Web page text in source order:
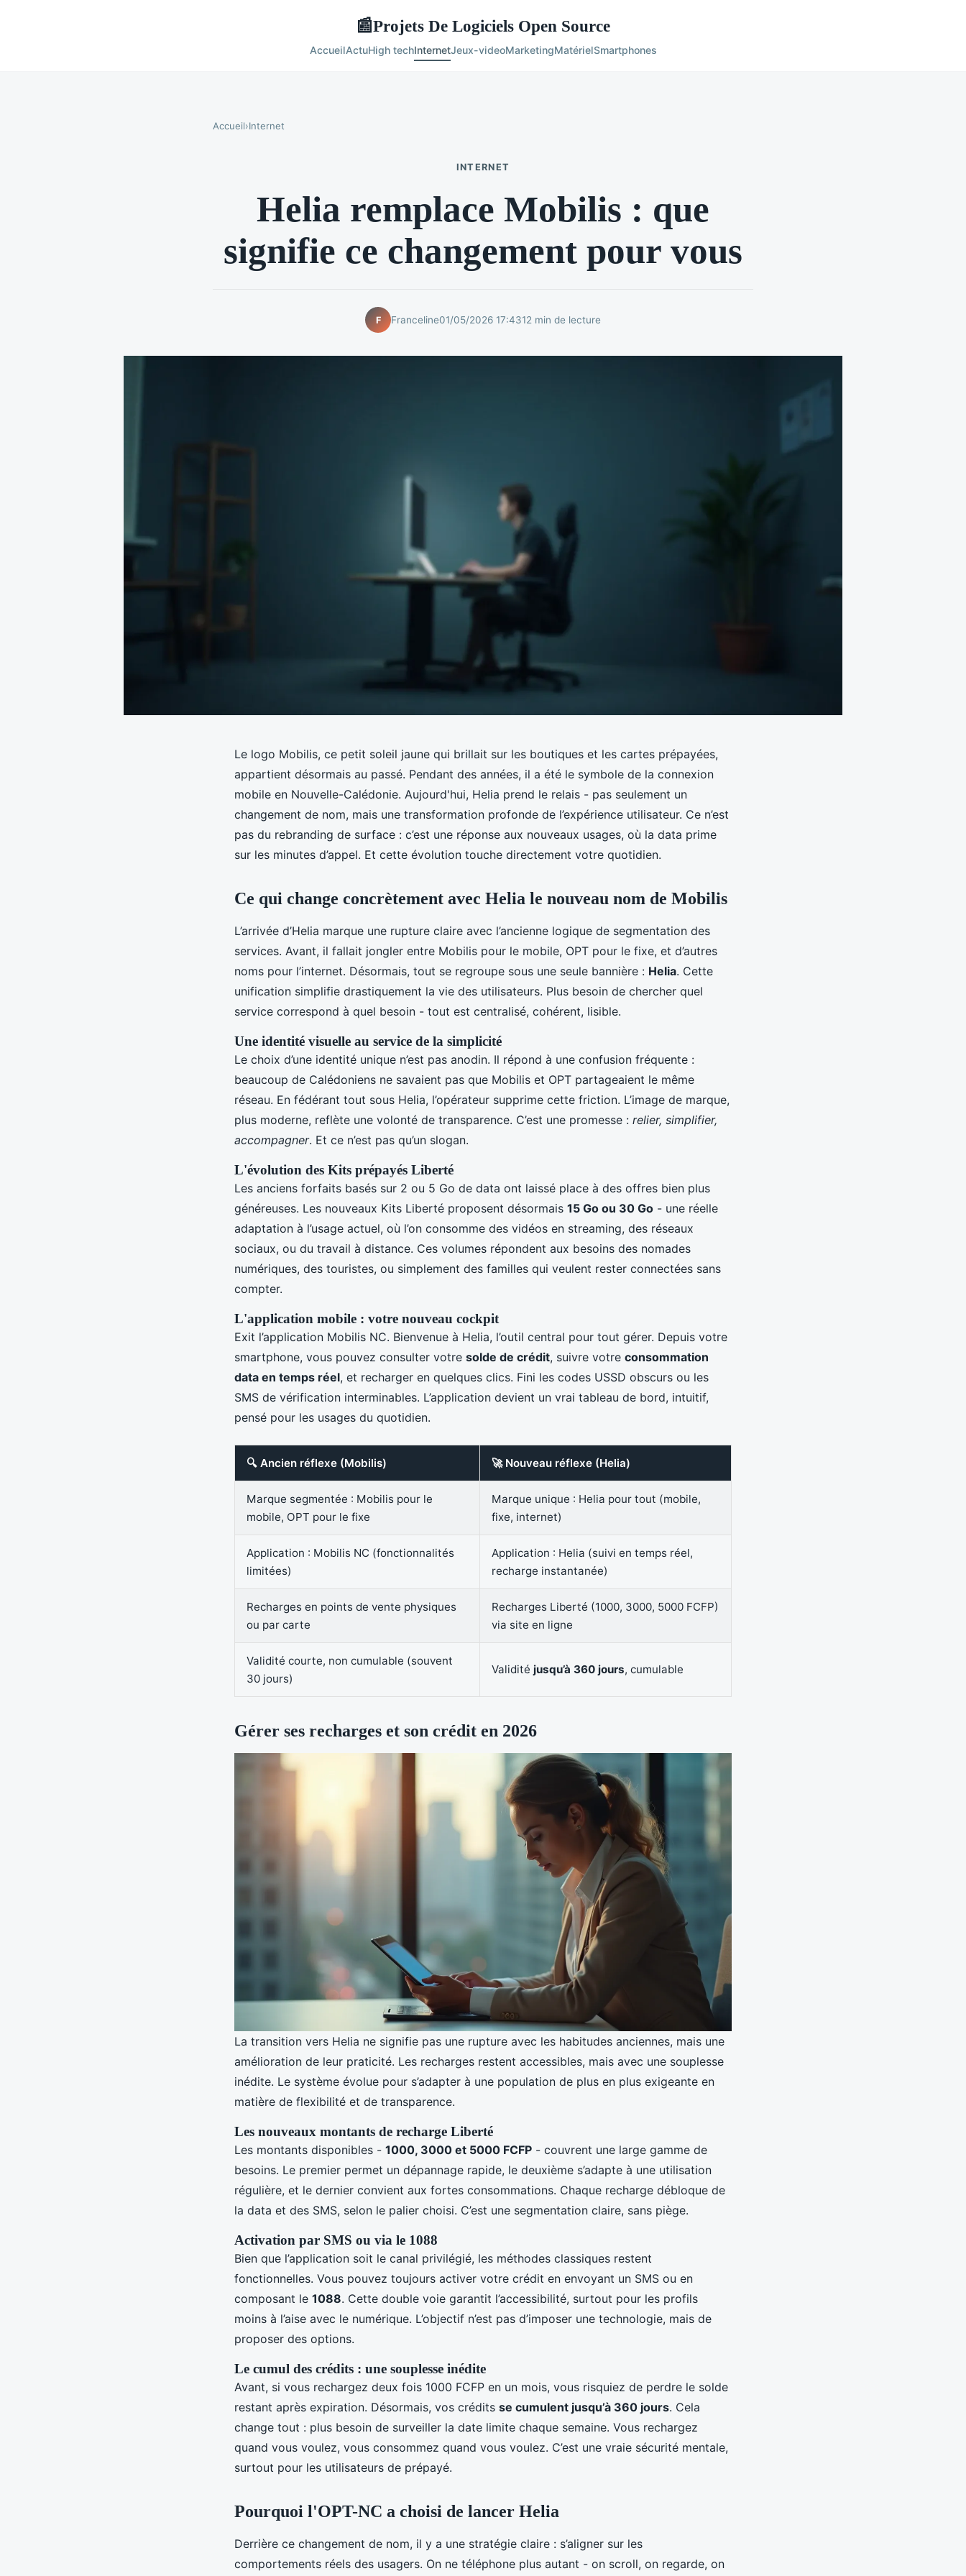
📰Projets De Logiciels Open Source
AccueilActuHigh techInternetJeux-videoMarketingMatérielSmartphones
Accueil›Internet
INTERNET
Helia remplace Mobilis : que
signifie ce changement pour vous
F Franceline01/05/2026 17:4312 min de lecture
Le logo Mobilis, ce petit soleil jaune qui brillait sur les boutiques et les cartes prépayées,
appartient désormais au passé. Pendant des années, il a été le symbole de la connexion
mobile en Nouvelle-Calédonie. Aujourd'hui, Helia prend le relais - pas seulement un
changement de nom, mais une transformation profonde de l’expérience utilisateur. Ce n’est
pas du rebranding de surface : c’est une réponse aux nouveaux usages, où la data prime
sur les minutes d’appel. Et cette évolution touche directement votre quotidien.
Ce qui change concrètement avec Helia le nouveau nom de Mobilis
L’arrivée d’Helia marque une rupture claire avec l’ancienne logique de segmentation des
services. Avant, il fallait jongler entre Mobilis pour le mobile, OPT pour le fixe, et d’autres
noms pour l’internet. Désormais, tout se regroupe sous une seule bannière : Helia. Cette
unification simplifie drastiquement la vie des utilisateurs. Plus besoin de chercher quel
service correspond à quel besoin - tout est centralisé, cohérent, lisible.
Une identité visuelle au service de la simplicité
Le choix d’une identité unique n’est pas anodin. Il répond à une confusion fréquente :
beaucoup de Calédoniens ne savaient pas que Mobilis et OPT partageaient le même
réseau. En fédérant tout sous Helia, l’opérateur supprime cette friction. L’image de marque,
plus moderne, reflète une volonté de transparence. C’est une promesse : relier, simplifier,
accompagner. Et ce n’est pas qu’un slogan.
L'évolution des Kits prépayés Liberté
Les anciens forfaits basés sur 2 ou 5 Go de data ont laissé place à des offres bien plus
généreuses. Les nouveaux Kits Liberté proposent désormais 15 Go ou 30 Go - une réelle
adaptation à l’usage actuel, où l’on consomme des vidéos en streaming, des réseaux
sociaux, ou du travail à distance. Ces volumes répondent aux besoins des nomades
numériques, des touristes, ou simplement des familles qui veulent rester connectées sans
compter.
L'application mobile : votre nouveau cockpit
Exit l’application Mobilis NC. Bienvenue à Helia, l’outil central pour tout gérer. Depuis votre
smartphone, vous pouvez consulter votre solde de crédit, suivre votre consommation
data en temps réel, et recharger en quelques clics. Fini les codes USSD obscurs ou les
SMS de vérification interminables. L’application devient un vrai tableau de bord, intuitif,
pensé pour les usages du quotidien.
🔍 Ancien réflexe (Mobilis) 🚀 Nouveau réflexe (Helia)
Marque segmentée : Mobilis pour le
mobile, OPT pour le fixe
Marque unique : Helia pour tout (mobile,
fixe, internet)
Application : Mobilis NC (fonctionnalités
limitées)
Application : Helia (suivi en temps réel,
recharge instantanée)
Recharges en points de vente physiques
ou par carte
Recharges Liberté (1000, 3000, 5000 FCFP)
via site en ligne
Validité courte, non cumulable (souvent
30 jours)
Validité jusqu’à 360 jours, cumulable
Gérer ses recharges et son crédit en 2026
La transition vers Helia ne signifie pas une rupture avec les habitudes anciennes, mais une
amélioration de leur praticité. Les recharges restent accessibles, mais avec une souplesse
inédite. Le système évolue pour s’adapter à une population de plus en plus exigeante en
matière de flexibilité et de transparence.
Les nouveaux montants de recharge Liberté
Les montants disponibles - 1000, 3000 et 5000 FCFP - couvrent une large gamme de
besoins. Le premier permet un dépannage rapide, le deuxième s’adapte à une utilisation
régulière, et le dernier convient aux fortes consommations. Chaque recharge débloque de
la data et des SMS, selon le palier choisi. C’est une segmentation claire, sans piège.
Activation par SMS ou via le 1088
Bien que l’application soit le canal privilégié, les méthodes classiques restent
fonctionnelles. Vous pouvez toujours activer votre crédit en envoyant un SMS ou en
composant le 1088. Cette double voie garantit l’accessibilité, surtout pour les profils
moins à l’aise avec le numérique. L’objectif n’est pas d’imposer une technologie, mais de
proposer des options.
Le cumul des crédits : une souplesse inédite
Avant, si vous rechargez deux fois 1000 FCFP en un mois, vous risquiez de perdre le solde
restant après expiration. Désormais, vos crédits se cumulent jusqu’à 360 jours. Cela
change tout : plus besoin de surveiller la date limite chaque semaine. Vous rechargez
quand vous voulez, vous consommez quand vous voulez. C’est une vraie sécurité mentale,
surtout pour les utilisateurs de prépayé.
Pourquoi l'OPT-NC a choisi de lancer Helia
Derrière ce changement de nom, il y a une stratégie claire : s’aligner sur les
comportements réels des usagers. On ne téléphone plus autant - on scroll, on regarde, on